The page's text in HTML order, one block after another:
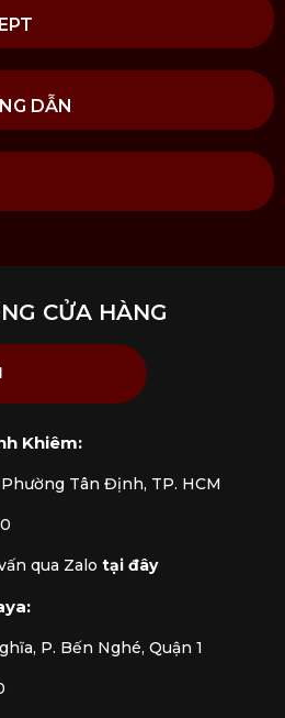
DẪN
CỬA HÀNG
Khiêm:
Tân Định, TP. HCM
qua Zalo tại đây
P. Bến Nghé, Quận 1